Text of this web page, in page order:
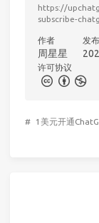
https://
subscribe-
作者
周星星
发
许可协议
# 1美元开通